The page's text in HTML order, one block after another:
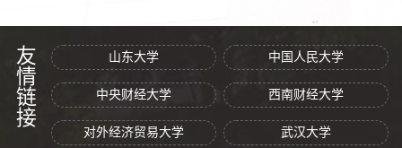
友情链接 山东大学 中国人民大学
中央财经大学 西南财经大学
对外经济贸易大学 武汉大学